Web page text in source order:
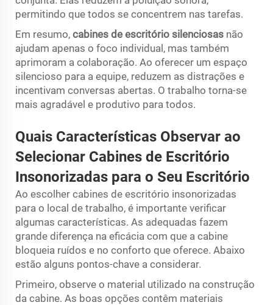
permitindo que todos se concentrem nas tarefas.
Em resumo, cabines de escritório silenciosas não
ajudam apenas o foco individual, mas também
aprimoram a colaboração. Ao oferecer um espaço
silencioso para a equipe, reduzem as distrações e
incentivam conversas abertas. O trabalho torna-se
mais agradável e produtivo para todos.
Quais Características Observar ao
Selecionar Cabines de Escritório
Insonorizadas para o Seu Escritório
Ao escolher cabines de escritório insonorizadas
para o local de trabalho, é importante verificar
algumas características. As adequadas fazem
grande diferença na eficácia com que a cabine
bloqueia ruídos e no conforto que oferece. Abaixo
estão alguns pontos-chave a considerar.
Primeiro, observe o material utilizado na construção
da cabine. As boas opções contêm materiais